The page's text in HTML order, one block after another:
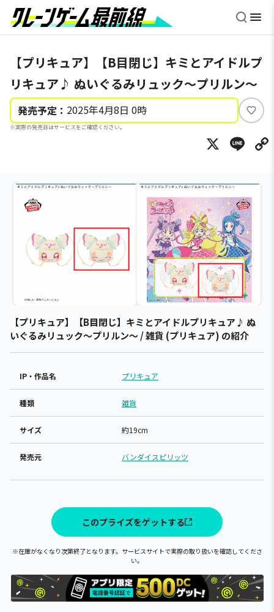
【プリキュア】【B目閉じ】キミとアイドルプ
リキュア♪ ぬいぐるみリュック～プリルン～
発売予定： 2025年4月8日 0時
※実際の発売日はサービスをご確認ください。
い
ね
X
【プリキュア】【B目閉じ】キミとアイドルプリキュア♪ ぬ
いぐるみリュック～プリルン～ / 雑貨 (プリキュア) の紹介
IP・作品名 プリキュア
種類 雑貨
サイズ 約19cm
発売元 バンダイスピリッツ
このプライズをゲットする
※在庫がなくなり次第終了となります。サービスサイトで実際の取り扱いを確認してくださ
い。